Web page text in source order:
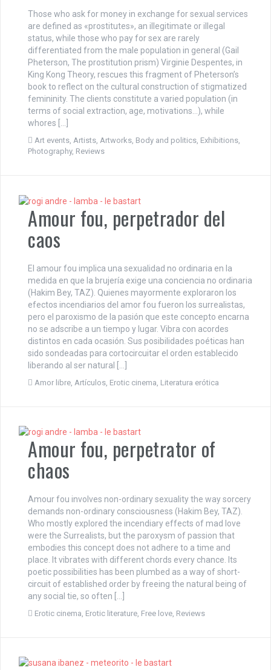
Those who ask for money in exchange for sexual services
are defined as «prostitutes», an illegitimate or illegal
status, while those who pay for sex are rarely
differentiated from the male population in general (Gail
Pheterson, The prostitution prism) Virginie Despentes, in
King Kong Theory, rescues this fragment of Pheterson’s
book to reflect on the cultural construction of stigmatized
femininity. The clients constitute a varied population (in
terms of social extraction, age, motivations…), while
whores […]
Art events, Artists, Artworks, Body and politics, Exhibitions,
Photography, Reviews
Amour fou, perpetrador del
caos
El amour fou implica una sexualidad no ordinaria en la
medida en que la brujería exige una conciencia no ordinaria
(Hakim Bey, TAZ). Quienes mayormente exploraron los
efectos incendiarios del amor fou fueron los surrealistas,
pero el paroxismo de la pasión que este concepto encarna
no se adscribe a un tiempo y lugar. Vibra con acordes
distintos en cada ocasión. Sus posibilidades poéticas han
sido sondeadas para cortocircuitar el orden establecido
liberando al ser natural […]
Amor libre Artículos Erotic cinema Literatura erótica
Amour fou, perpetrator of
chaos
Amour fou involves non-ordinary sexuality the way sorcery
demands non-ordinary consciousness (Hakim Bey, TAZ).
Who mostly explored the incendiary effects of mad love
were the Surrealists, but the paroxysm of passion that
embodies this concept does not adhere to a time and
place. It vibrates with different chords every chance. Its
poetic possibilities has been plumbed as a way of short-
circuit of established order by freeing the natural being of
any social tie, so often […]
Erotic cinema, Erotic literature, Free love, Reviews